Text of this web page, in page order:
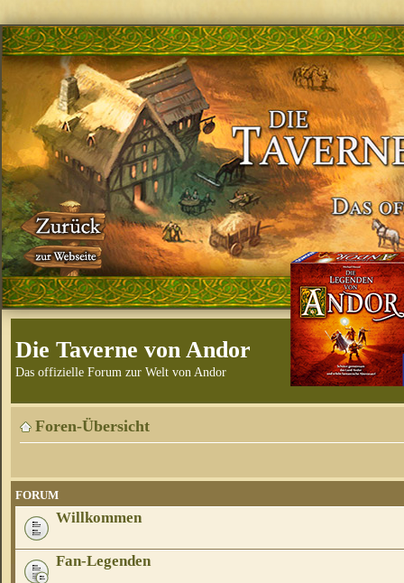
Die Taverne von Andor
Das offizielle Forum zur Welt von Andor
Foren-Übersicht
FORUM
Willkommen
Fan-Legenden